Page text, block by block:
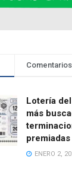
Comentarios
Lotería
más
premiadas
ENERO 2,